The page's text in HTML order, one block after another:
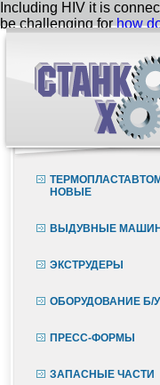
Including HIV it is
be challenging forhow
НОВЫЕ
ВЫДУВНЫЕ
ЭКСТРУДЕРЫ
ОБОРУДОВАНИЕ Б/У
ПРЕСС-ФОРМЫ
ЗАПАСНЫЕ ЧАСТИ